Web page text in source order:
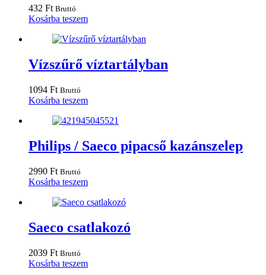
432 Ft Bruttó
Kosárba teszem
Vízszűrő víztartályban
1094 Ft Bruttó
Kosárba teszem
Philips / Saeco pipacső kazánszelep
2990 Ft Bruttó
Kosárba teszem
Saeco csatlakozó
2039 Ft Bruttó
Kosárba teszem